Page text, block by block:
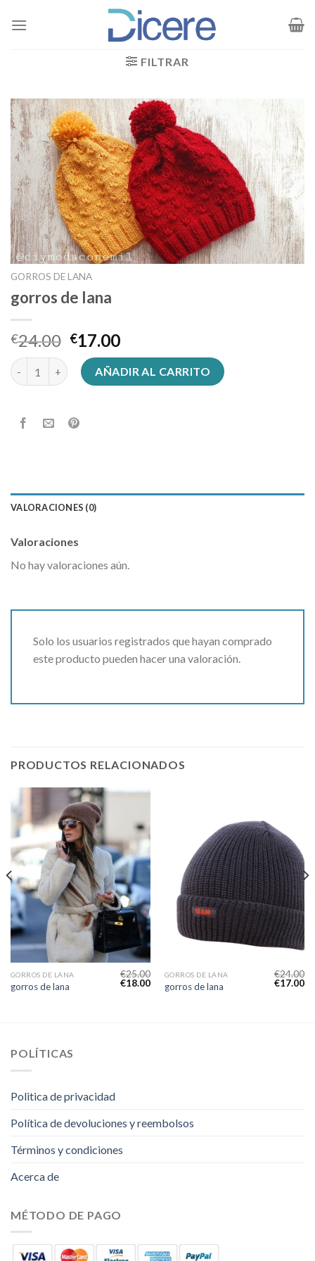
FILTRAR
GORROS DE LANA
gorros de lana
€24.00 €17.00
gorros de lana cantidadAÑADIR AL CARRITO
VALORACIONES (0)
Valoraciones
No hay valoraciones aún.
Solo los usuarios registrados que hayan comprado
este producto pueden hacer una valoración.
PRODUCTOS RELACIONADOS
GORROS DE LANA
gorros de lana
€25.00
€18.00
GORROS DE LANA
gorros de lana
€24.00
€17.00
POLÍTICAS
Politica de privacidad
Política de devoluciones y reembolsos
Términos y condiciones
Acerca de
MÉTODO DE PAGO